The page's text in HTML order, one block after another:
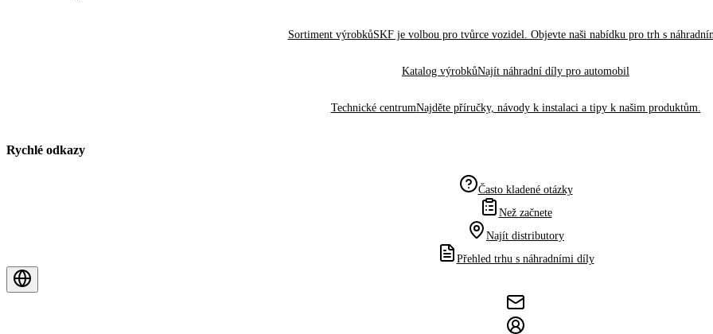
Sortiment výrobkůSKF je volbou pro tvůrce vozidel. Objevte naši nabídku pro trh s
Katalog výrobkůNajít náhradní díly pro automobil
Technické centrumNajděte příručky, návody k instalaci a tipy k našim produktům.
Rychlé odkazy
Často kladené otázky
Než začnete
Najít distributory
Přehled trhu s náhradními díly